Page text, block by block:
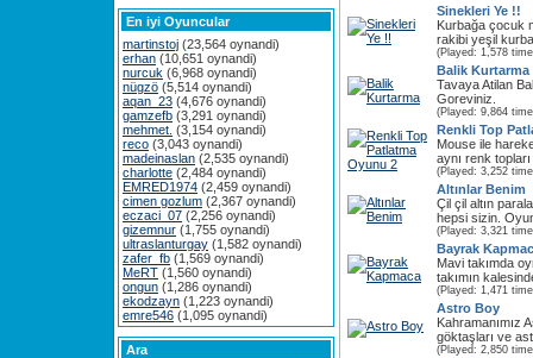
En iyi Oyuncular
martinstoj (23,564 oynandi)
erhan (10,651 oynandi)
nurcuk (6,968 oynandi)
nügzö (5,514 oynandi)
aqan_23 (4,676 oynandi)
gamzefb (3,291 oynandi)
mehmet. (3,154 oynandi)
reco (3,043 oynandi)
madeinaslan (2,535 oynandi)
charlotte (2,484 oynandi)
EMRED1974 (2,459 oynandi)
cimen gozlum (2,367 oynandi)
eczaci_07 (2,256 oynandi)
gizemnur (1,755 oynandi)
ultraslanturgay (1,582 oynandi)
zafer_fb (1,569 oynandi)
MeRT (1,560 oynandi)
ongun (1,286 oynandi)
ekodzayn (1,223 oynandi)
emre546 (1,095 oynandi)
Ara
Sinekleri Ye !!
Kurbağa çocuk
rakibi yeşil
(Played: 1,578
Balik Kurtarma
Tavaya Atilan
Goreviniz.
(Played: 9,864
Renkli Top
Mouse ile
aynı renk
(Played: 3,252
Altınlar Benim
Çil çil altın
hepsi sizin.
(Played: 3,321
Bayrak
Mavi takımda
takımın
(Played: 1,471
Astro Boy
Kahramanımız
göktaşları ve
(Played: 2,850